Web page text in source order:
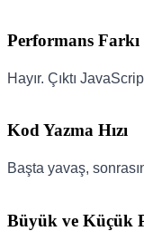
Performans Farkı
Hayır. Çıktı
Kod Yazma Hızı
Başta yavaş,
Büyük ve Küçük